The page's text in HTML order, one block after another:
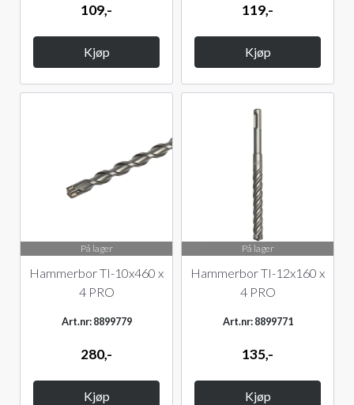
109,-
Kjøp
119,-
Kjøp
På lager
Hammerbor TI-10x460 x
4 PRO
Art.nr: 8899779
280,-
Kjøp
På lager
Hammerbor TI-12x160 x
4 PRO
Art.nr: 8899771
135,-
Kjøp